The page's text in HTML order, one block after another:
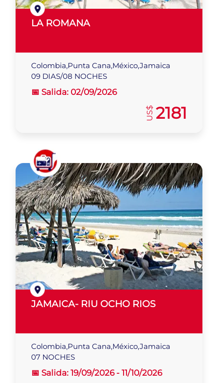
LA ROMANA
Colombia,Punta Cana,México,Jamaica
09 DIAS/08 NOCHES
📅 Salida: 02/09/2026
US$2181
JAMAICA- RIU OCHO RIOS
Colombia,Punta Cana,México,Jamaica
07 NOCHES
📅 Salida: 19/09/2026 - 11/10/2026